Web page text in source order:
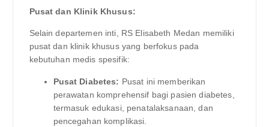
Pusat dan Klinik Khusus:
Selain departemen inti, RS Elisabeth Medan memiliki
pusat dan klinik khusus yang berfokus pada
kebutuhan medis spesifik:
Pusat Diabetes: Pusat ini memberikan
perawatan komprehensif bagi pasien diabetes,
termasuk edukasi, penatalaksanaan, dan
pencegahan komplikasi.